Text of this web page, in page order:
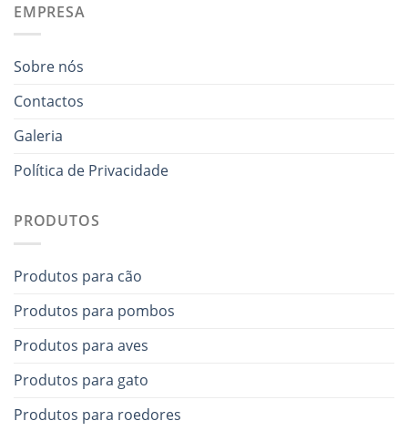
EMPRESA
Sobre nós
Contactos
Galeria
Política de Privacidade
PRODUTOS
Produtos para cão
Produtos para pombos
Produtos para aves
Produtos para gato
Produtos para roedores